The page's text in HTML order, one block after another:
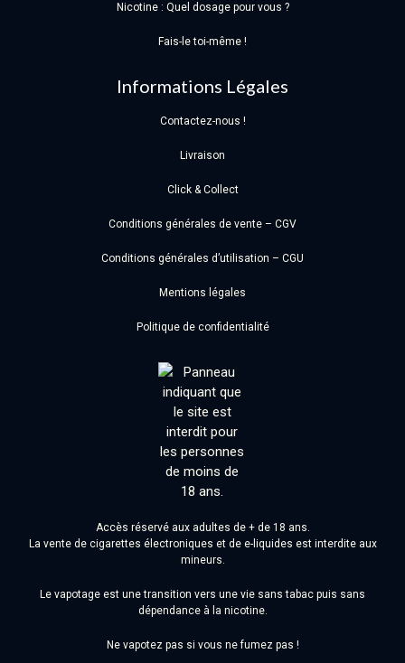
Nicotine : Quel dosage pour vous ?
Fais-le toi-même !
Informations Légales
Contactez-nous !
Livraison
Click & Collect
Conditions générales de vente – CGV
Conditions générales d’utilisation – CGU
Mentions légales
Politique de confidentialité
Accès réservé aux adultes de + de 18 ans.
La vente de cigarettes électroniques et de e-liquides est interdite aux
mineurs.
Le vapotage est une transition vers une vie sans tabac puis sans
dépendance à la nicotine.
Ne vapotez pas si vous ne fumez pas !